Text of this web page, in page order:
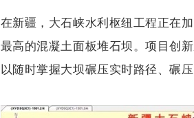
在新疆，大石峡水利枢纽工程正在
最高的混凝土面板堆石坝。项目创
以随时掌握大坝碾压实时路径、碾